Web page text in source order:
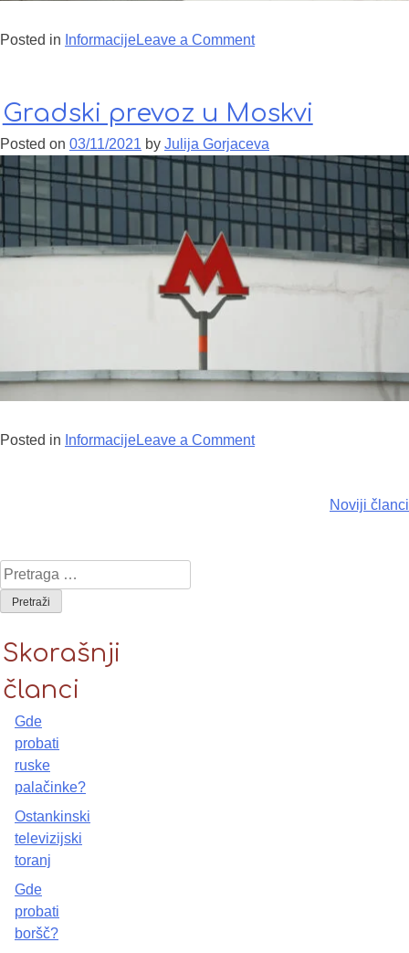
Posted in InformacijeLeave a Commenton Mišelinovi restorani
Gradski prevoz u Moskvi
Posted on 03/11/2021 by Julija Gorjaceva
Posted in InformacijeLeave a Commenton Gradski prevoz u
Noviji članci
Skorašnji
članci
Gde
probati
ruske
palačinke?
Ostankinski
televizijski
toranj
Gde
probati
boršč?